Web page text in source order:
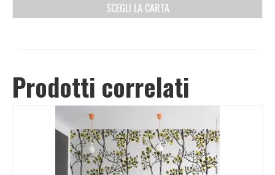
SCEGLI LA CARTA
Prodotti correlati